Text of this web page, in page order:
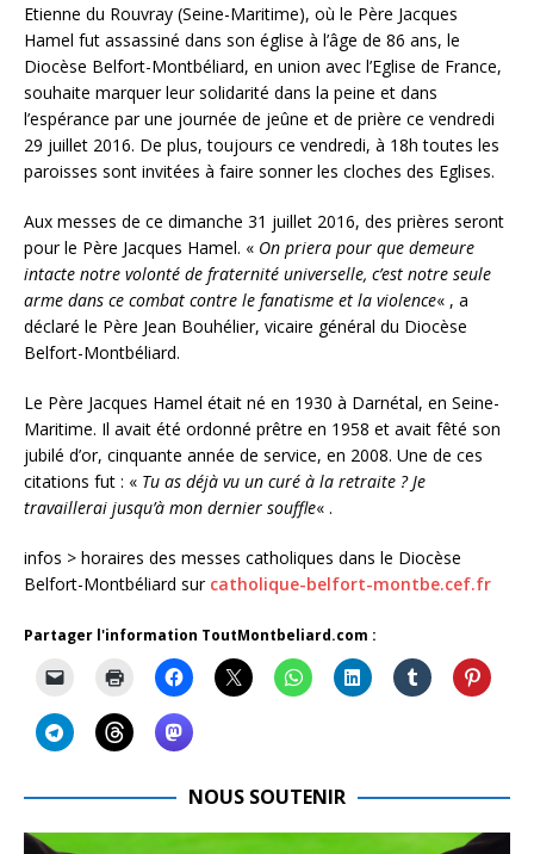
Etienne du Rouvray (Seine-Maritime), où le Père Jacques
Hamel fut assassiné dans son église à l’âge de 86 ans, le
Diocèse Belfort-Montbéliard, en union avec l’Eglise de France,
souhaite marquer leur solidarité dans la peine et dans
l’espérance par une journée de jeûne et de prière ce vendredi
29 juillet 2016. De plus, toujours ce vendredi, à 18h toutes les
paroisses sont invitées à faire sonner les cloches des Eglises.
Aux messes de ce dimanche 31 juillet 2016, des prières seront
pour le Père Jacques Hamel. « On priera pour que demeure
intacte notre volonté de fraternité universelle, c’est notre seule
arme dans ce combat contre le fanatisme et la violence« , a
déclaré le Père Jean Bouhélier, vicaire général du Diocèse
Belfort-Montbéliard.
Le Père Jacques Hamel était né en 1930 à Darnétal, en Seine-
Maritime. Il avait été ordonné prêtre en 1958 et avait fêté son
jubilé d’or, cinquante année de service, en 2008. Une de ces
citations fut : « Tu as déjà vu un curé à la retraite ? Je
travaillerai jusqu’à mon dernier souffle« .
infos > horaires des messes catholiques dans le Diocèse
Belfort-Montbéliard sur catholique-belfort-montbe.cef.fr
Partager l'information ToutMontbeliard.com :
NOUS SOUTENIR